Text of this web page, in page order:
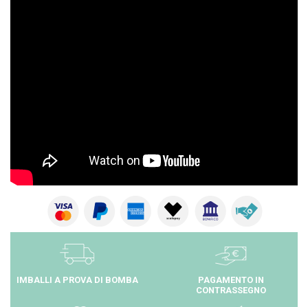
IMBALLI A PROVA DI BOMBA
PAGAMENTO IN
CONTRASSEGNO